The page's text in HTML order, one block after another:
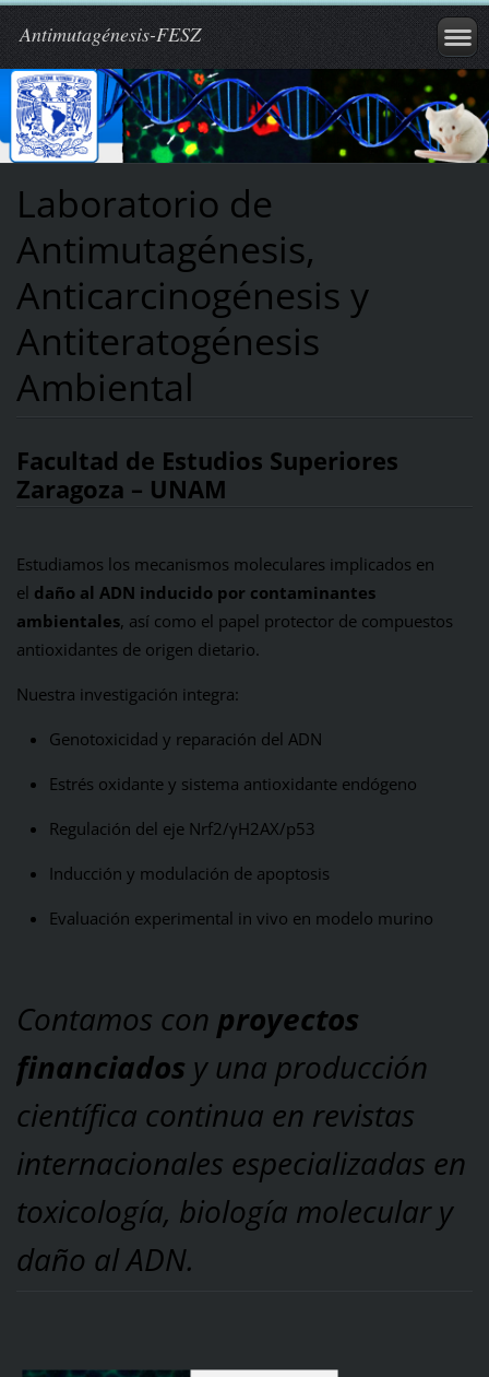
Antimutagénesis-FESZ
Laboratorio de
Antimutagénesis,
Anticarcinogénesis y
Antiteratogénesis
Ambiental
Facultad de Estudios Superiores
Zaragoza – UNAM
Estudiamos los mecanismos moleculares implicados en
el daño al ADN inducido por contaminantes
ambientales, así como el papel protector de compuestos
antioxidantes de origen dietario.
Nuestra investigación integra:
Genotoxicidad y reparación del ADN
Estrés oxidante y sistema antioxidante endógeno
Regulación del eje Nrf2/γH2AX/p53
Inducción y modulación de apoptosis
Evaluación experimental in vivo en modelo murino
Contamos con proyectos
financiados y una producción
científica continua en revistas
internacionales especializadas en
toxicología, biología molecular y
daño al ADN.